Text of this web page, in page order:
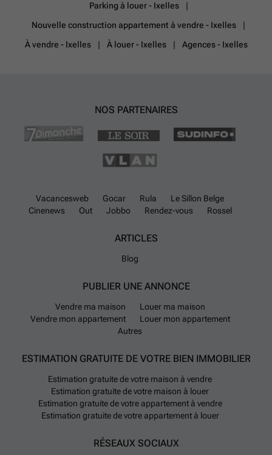
Parking à louer - Ixelles
Nouvelle construction appartement à vendre - Ixelles
À vendre - Ixelles
À louer - Ixelles Agences - Ixelles
NOS PARTENAIRES
Vacancesweb Gocar Rula
Le Sillon Belge
Cinenews
Out Jobbo Rendez-vous Rossel
ARTICLES
Blog
PUBLIER UNE ANNONCE
Vendre ma maison
Louer ma maison
Vendre mon appartement
Louer mon appartement
Autres
ESTIMATION GRATUITE DE VOTRE BIEN IMMOBILIER
Estimation gratuite de votre maison à vendre
Estimation gratuite de votre maison à louer
Estimation gratuite de votre appartement à vendre
Estimation gratuite de votre appartement à louer
RÉSEAUX SOCIAUX